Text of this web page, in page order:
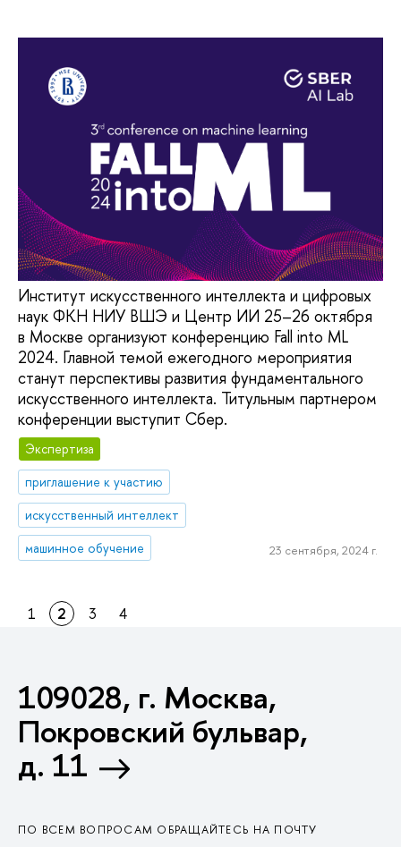
Институт искусственного интеллекта и цифровых
наук ФКН НИУ ВШЭ и Центр ИИ 25–26 октября
в Москве организуют конференцию Fall into ML
2024. Главной темой ежегодного мероприятия
станут перспективы развития фундаментального
искусственного интеллекта. Титульным партнером
конференции выступит Сбер.
Экспертиза
приглашение к участию
искусственный интеллект
машинное обучение
23 сентября, 2024 г.
1 2 3 4
109028, г. Москва,
Покровский бульвар,
д. 11
ПО ВСЕМ ВОПРОСАМ ОБРАЩАЙТЕСЬ НА ПОЧТУ